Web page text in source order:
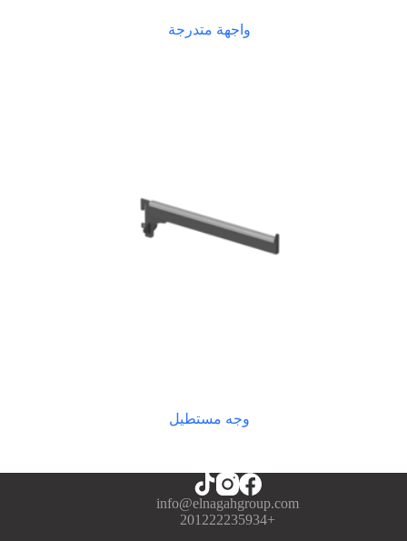
واجهة متدرجة
وجه مستطيل
info@elnagahgroup.com
+201222235934